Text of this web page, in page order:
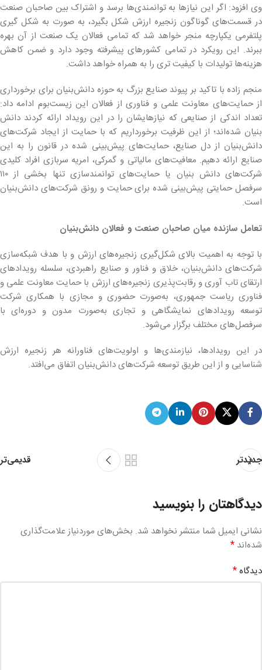
وی افزود: اگر این نیازها به توانمندی‌ها برسد و اشتراک بین صاحبان صنعت
در قسمت‌های گوناگون زنجیره ارزش شکل بگیرد، به صورت به شکل گیری
پلتفرمی یکپارچه منجر خواهد شد که تمامی فعالان یک صنعت از آن بهره
ببرند. این رویکرد در تمامی کشورهای پیشرفته وجود دارد و ضمن کاهش
هزینه‌ها تولیدات با کیفیت تری را به همراه خواهد داشت.
منجم زاده با تاکید بر پیوند صنایع بزرگ به حوزه دانش‌بنیان برای برخورداری
از حمایت‌های معاونت علمی و فناوری از فعالان این زیست‌بوم ادامه داد:
تعداد اندکی از صنایعی که نیازهایشان را در این رویداد ارائه کردند دانش
بنیان شده‌اند؛ از این ظرفیت برخورداریم که با حمایت از ایجاد شرکت‌های
دانش‌بنیان از دل صنایع، حمایت‌های پیش‌بینی شده در قانون را به این
صنایع ارائه دهیم. معافیت‌های مالیاتی و گمرکی، امریه سربازی افراد کلیدی
شرکت‌های دانش بنیان یا حمایت‌های توانمندسازی تنها بخشی از ۱۱۰
سرفصل حمایتی پیش‌بینی شده برای حمایت و رونق شرکت‌های دانش‌بنیان
است.
تعامل سازنده میان صاحبان صنعت و فعالان دانش‌بنیان
با توجه به اهمیت بالای شکل‌گیری زنجیره‌های ارزش و با هدف شبکه‌سازی
شرکت‌های دانش‌بنیان، خلاق و فناور و صنایع راهبردی، سلسله رویدادهای
ارتقای تاب آوری و رقابت‌پذیری زنجیره‌های ارزش با حمایت معاونت علمی و
فناوری ریاست جمهوری، به‌صورت حضوری و مجازی با همکاری شرکت
توسعه رویدادهای نمایشگاهی و تجاری به‌صورت مدون و دوره‌ای با
سرفصل‌های مختلف برگزار می‌شود.
در این رویدادها، نیازمندی‌ها و اولویت‌های فناورانه هر زنجیره ارزش
شناسایی و از این طریق توسعه شرکت‌های دانش‌بنیان اتفاق می‌افتد.
جدیدتر قدیمی‌تر
دیدگاهتان را بنویسید
نشانی ایمیل شما منتشر نخواهد شد. بخش‌های موردنیاز علامت‌گذاری
شده‌اند *
دیدگاه*